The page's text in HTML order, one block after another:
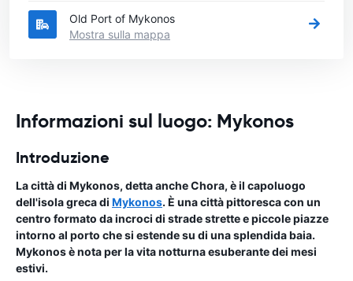
Old Port of Mykonos
Mostra sulla mappa
Informazioni sul luogo: Mykonos
Introduzione
La città di Mykonos, detta anche Chora, è il capoluogo
dell'isola greca di Mykonos. È una città pittoresca con un
centro formato da incroci di strade strette e piccole piazze
intorno al porto che si estende su di una splendida baia.
Mykonos è nota per la vita notturna esuberante dei mesi
estivi.